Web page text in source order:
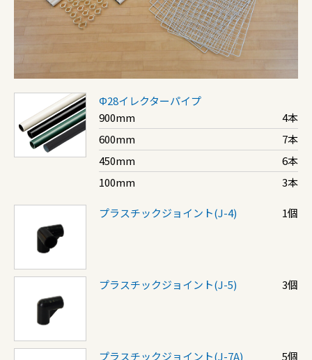
Φ28イレクターパイプ
900mm
4本
600mm
7本
450mm
6本
100mm
3本
プラスチックジョイント(J-4) 1個
プラスチックジョイント(J-5) 3個
プラスチックジョイント(J-7A) 5個